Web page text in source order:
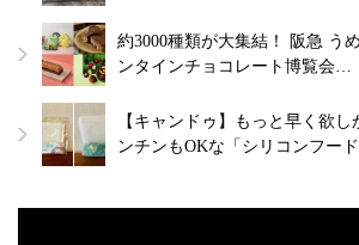
約3000種類が大集結！ 阪急 う
ンタインチョコレート博覧会…
【キャンドゥ】もっと早く欲
ンチンもOKな「シリコンフー